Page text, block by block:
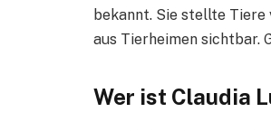
bekannt. Sie stellte Tiere
aus Tierheimen sichtbar.
Wer ist Claudia